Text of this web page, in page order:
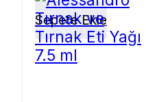
Sepete Ekle